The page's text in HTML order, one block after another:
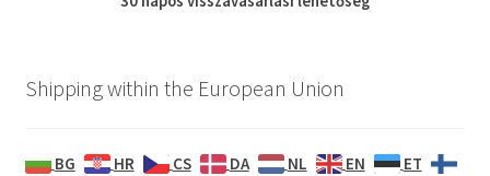
Shipping within the European Union
BG HR CS DA NL EN
ET